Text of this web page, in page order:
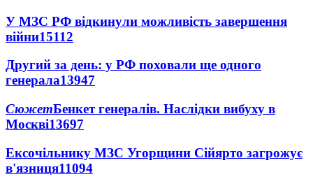
У МЗС РФ відкинули можливість завершення
війни15112
Другий за день: у РФ поховали ще одного
генерала13947
СюжетБенкет генералів. Наслідки вибуху в
Москві13697
Ексочільнику МЗС Угорщини Сійярто загрожує
в'язниця11094